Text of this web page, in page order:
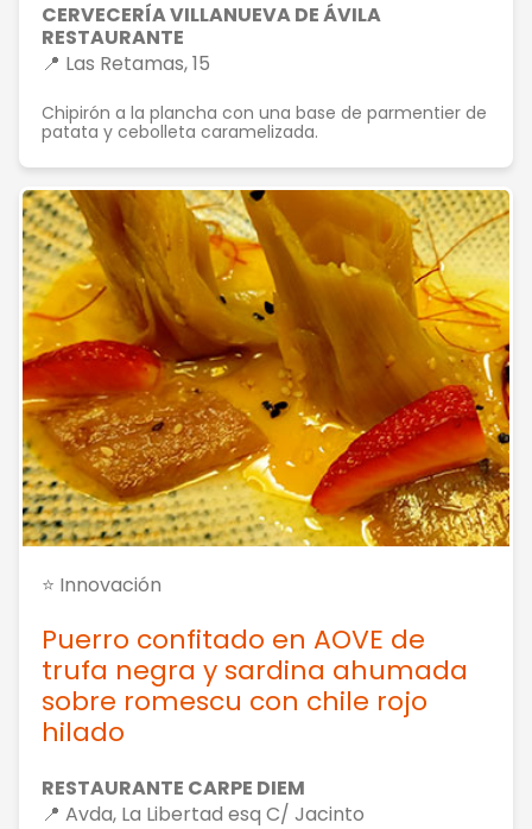
CERVECERÍA VILLANUEVA DE ÁVILA
RESTAURANTE
📍 Las Retamas, 15
Chipirón a la plancha con una base de parmentier de
patata y cebolleta caramelizada.
⭐ Innovación
Puerro confitado en AOVE de
trufa negra y sardina ahumada
sobre romescu con chile rojo
hilado
RESTAURANTE CARPE DIEM
📍 Avda, La Libertad esq C/ Jacinto